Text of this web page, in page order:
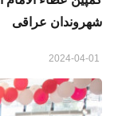
شهروندان عراقی